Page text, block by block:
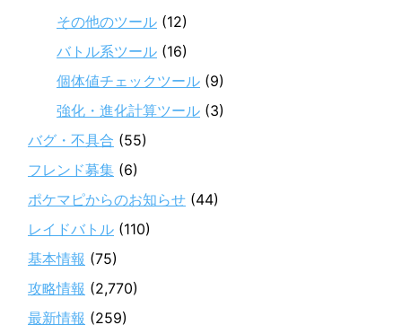
その他のツール (12)
バトル系ツール (16)
個体値チェックツール (9)
強化・進化計算ツール (3)
バグ・不具合 (55)
フレンド募集 (6)
ポケマピからのお知らせ (44)
レイドバトル (110)
基本情報 (75)
攻略情報 (2,770)
最新情報 (259)